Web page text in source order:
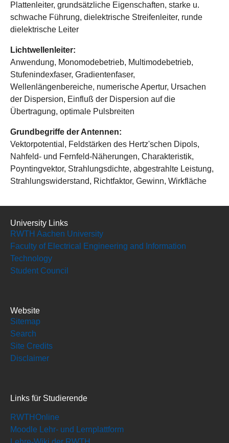
Plattenleiter, grundsätzliche Eigenschaften, starke u.
schwache Führung, dielektrische Streifenleiter, runde
dielektrische Leiter
Lichtwellenleiter:
Anwendung, Monomodebetrieb, Multimodebetrieb,
Stufenindexfaser, Gradientenfaser,
Wellenlängenbereiche, numerische Apertur, Ursachen
der Dispersion, Einfluß der Dispersion auf die
Übertragung, optimale Pulsbreiten
Grundbegriffe der Antennen:
Vektorpotential, Feldstärken des Hertz'schen Dipols,
Nahfeld- und Fernfeld-Näherungen, Charakteristik,
Poyntingvektor, Strahlungsdichte, abgestrahlte Leistung,
Strahlungswiderstand, Richtfaktor, Gewinn, Wirkfläche
University Links
RWTH Aachen University
Faculty of Electrical Engineering and Information
Technology
Student Council
Website
Sitemap
Search
Site Credits
Disclaimer
Links für Studierende
RWTHOnline
Moodle Lehr- und Lernplattform